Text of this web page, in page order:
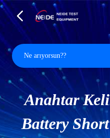
Anahtar
Battery